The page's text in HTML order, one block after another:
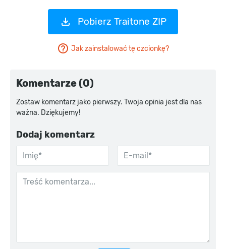
Pobierz Traitone ZIP
Jak zainstalować tę czcionkę?
Komentarze (0)
Zostaw komentarz jako pierwszy. Twoja opinia jest dla nas
ważna. Dziękujemy!
Dodaj komentarz